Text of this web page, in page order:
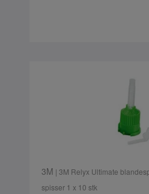
3M | 3M Relyx Ultimate
spisser 1 x 10 stk